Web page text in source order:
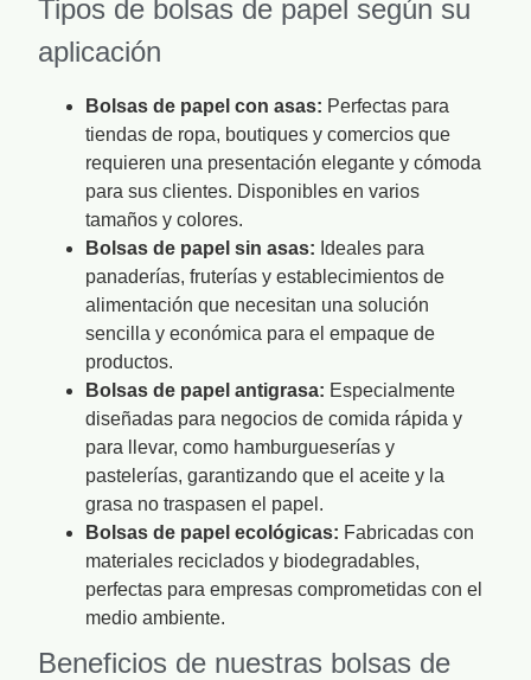
Tipos de bolsas de papel según su
aplicación
Bolsas de papel con asas: Perfectas para
tiendas de ropa, boutiques y comercios que
requieren una presentación elegante y cómoda
para sus clientes. Disponibles en varios
tamaños y colores.
Bolsas de papel sin asas: Ideales para
panaderías, fruterías y establecimientos de
alimentación que necesitan una solución
sencilla y económica para el empaque de
productos.
Bolsas de papel antigrasa: Especialmente
diseñadas para negocios de comida rápida y
para llevar, como hamburgueserías y
pastelerías, garantizando que el aceite y la
grasa no traspasen el papel.
Bolsas de papel ecológicas: Fabricadas con
materiales reciclados y biodegradables,
perfectas para empresas comprometidas con el
medio ambiente.
Beneficios de nuestras bolsas de